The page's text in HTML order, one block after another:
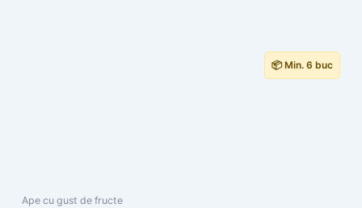
📦 Min. 6 buc
Ape cu gust de fructe